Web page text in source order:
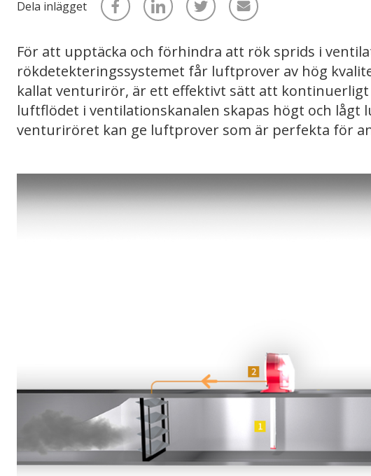
Dela inlägget
För att upptäcka och förhindra att rök sprids i
rökdetekteringssystemet får luftprover av hög
kallat venturirör, är ett effektivt sätt att
luftflödet i ventilationskanalen skapas högt och
venturiröret kan ge luftprover som är perfekta för